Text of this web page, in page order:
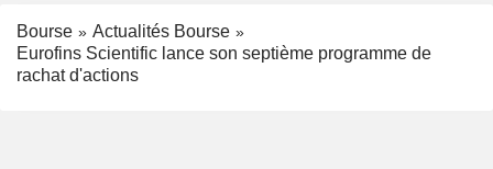
Bourse
Actualités Bourse
Eurofins Scientific lance son septième programme de
rachat d'actions